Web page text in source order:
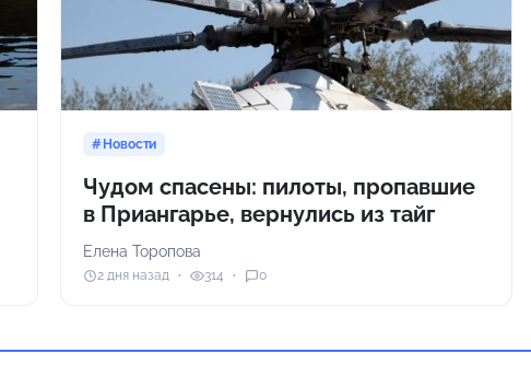
Новости
Чудом спасены: пилоты, пропавшие
в Приангарье, вернулись из тайг
Елена Торопова
2 дня назад 314 0